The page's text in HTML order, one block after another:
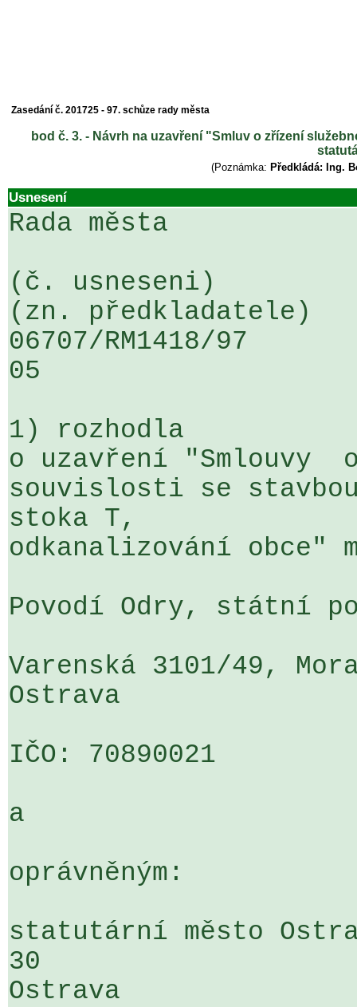
Zasedání č. 201725 - 97. schůze rady města
bod č. 3. - Návrh na uzavření "Smluv o zřízení
(Poznámka: Předkládá: Ing.
Usnesení
Rada města
(č. usneseni)
(zn. předkladatele)
06707/RM1418/
05
1) rozhodla
o uzavření
souvislosti se
stoka T,
odkanalizování obce"
Povodí Odry, státní
Varenská 3101/49,
Ostrava
IČO: 70890021
a
oprávněným:
statutární město
30
Ostrava